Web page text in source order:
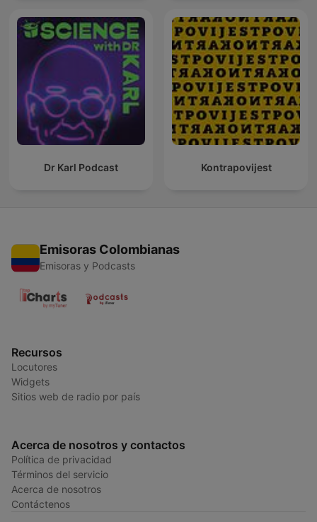
Dr Karl Podcast Kontrapovijest
Emisoras Colombianas
Emisoras y Podcasts
Recursos
Locutores
Widgets
Sitios web de radio por país
Acerca de nosotros y contactos
Política de privacidad
Términos del servicio
Acerca de nosotros
Contáctenos